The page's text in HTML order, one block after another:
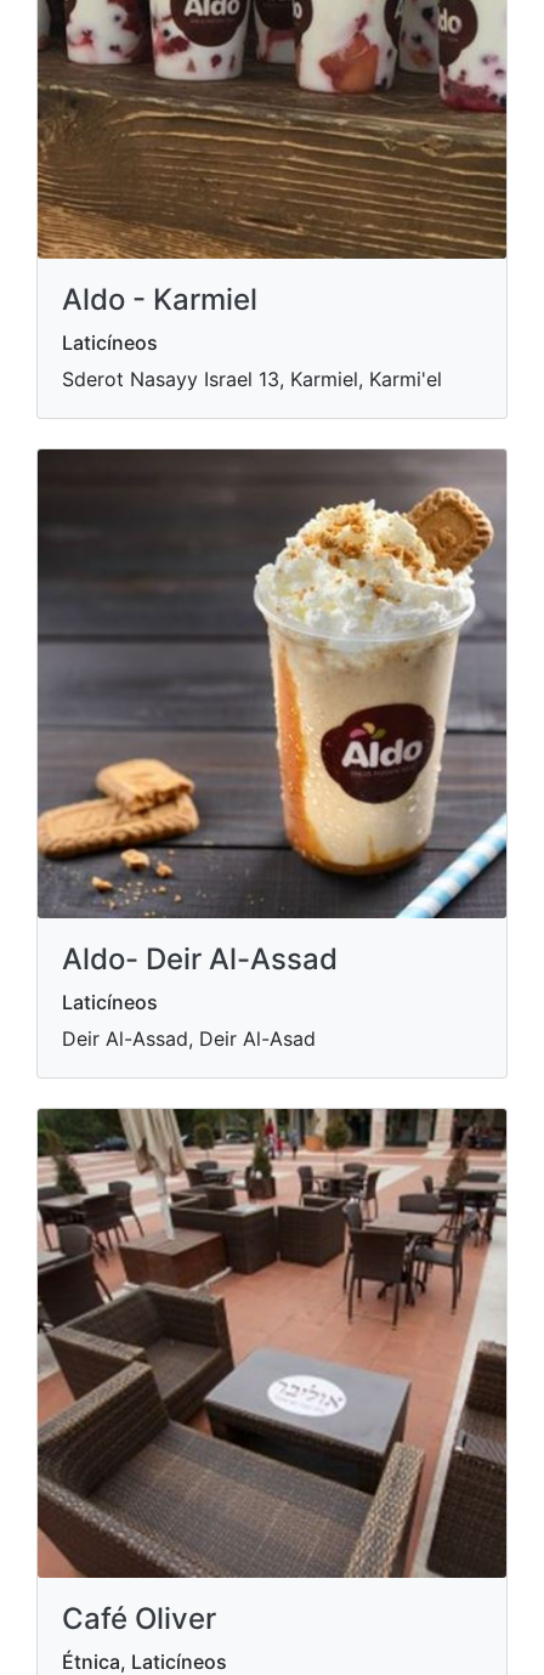
Aldo - Karmiel
Laticíneos
Sderot Nasayy Israel 13, Karmiel, Karmi'el
Aldo- Deir Al-Assad
Laticíneos
Deir Al-Assad, Deir Al-Asad
Café Oliver
Étnica, Laticíneos